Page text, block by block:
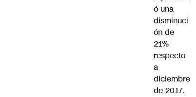
ó una
disminuci
ón de
21%
respecto
a
diciembre
de 2017.